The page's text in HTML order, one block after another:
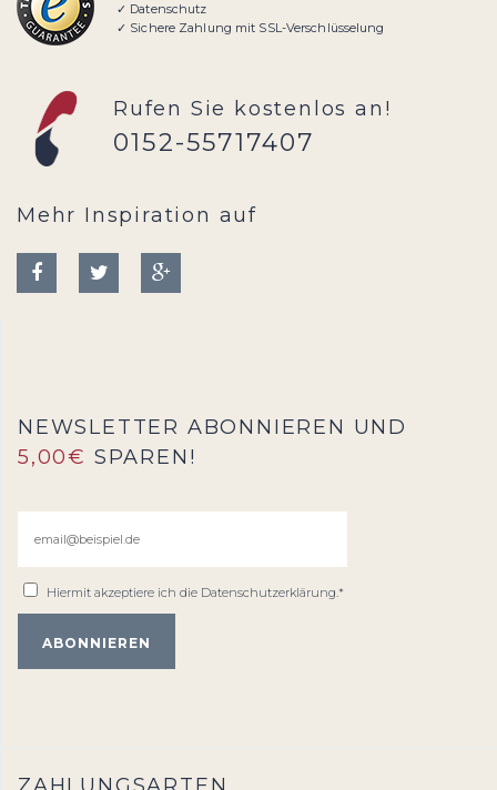
✓ Datenschutz
✓ Sichere Zahlung mit SSL-Verschlüsselung
Rufen Sie kostenlos an!
0152-55717407
Mehr Inspiration auf
NEWSLETTER ABONNIEREN UND
5,00€ SPAREN!
Hiermit akzeptiere ich die Datenschutzerklärung.*